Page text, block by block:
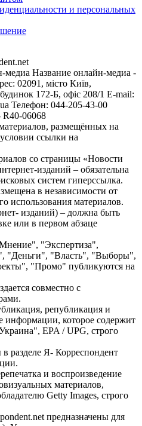
и персональных
медиа Название онлайн-медиа -
02091, місто Київ,
172-Б, офіс 208/1 E-mail:
Телефон: 044-205-43-00
06068
размещённых на
ссылки на
со страницы «Новости
изданий – обязательна
систем гиперссылка.
в независимости от
использования материалов.
изданий) – должна быть
или в первом абзаце
"Экспертиза",
"Деньги", "Власть", "Выборы",
"Промо" публикуются на
совместно с
републикация и
информации, которое содержит
EPA / UPG, строго
разделе Я- Корреспондент
и воспроизведение
материалов,
Getty Images, строго
предназначены для